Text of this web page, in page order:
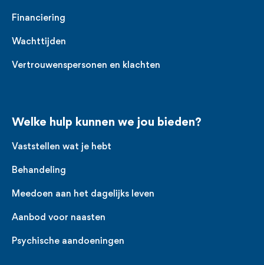
Financiering
Wachttijden
Vertrouwenspersonen en klachten
Welke hulp kunnen we jou bieden?
Vaststellen wat je hebt
Behandeling
Meedoen aan het dagelijks leven
Aanbod voor naasten
Psychische aandoeningen